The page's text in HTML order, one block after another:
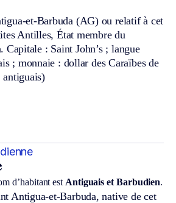
et-Barbuda (AG) ou relatif à cet
Antilles, État membre du
Capitale : Saint John’s ; langue
; monnaie : dollar des Caraïbes de
antiguais)
d’habitant est Antiguais et Barbudien.
Antigua-et-Barbuda, native de cet